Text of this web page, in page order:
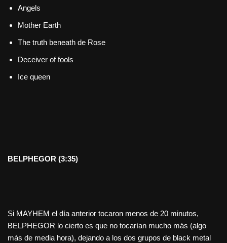
Angels
Mother Earth
The truth beneath de Rose
Deceiver of fools
Ice queen
BELPHEGOR (3:35)
Si MAYHEM el día anterior tocaron menos de 20 minutos,
BELPHEGOR lo cierto es que no tocarían mucho más (algo
más de media hora), dejando a los dos grupos de black metal